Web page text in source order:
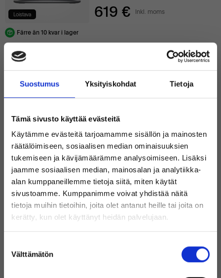
Suostumus Yksityiskohdat Tietoja
Tämä sivusto käyttää evästeitä
Käytämme evästeitä tarjoamamme sisällön ja mainosten
räätälöimiseen, sosiaalisen median ominaisuuksien
tukemiseen ja kävijämäärämme analysoimiseen. Lisäksi
jaamme sosiaalisen median, mainosalan ja analytiikka-
alan kumppaneillemme tietoja siitä, miten käytät
sivustoamme. Kumppanimme voivat yhdistää näitä
tietoja muihin tietoihin, joita olet antanut heille tai joita on
kerätty, kun olet käyttänyt heidän palvelujaan.
valinta
Välttämätön
Loistava 619 € Inkl. moms
Färre än 10 kvar i lager
Hyvä
INTEL CORE I7-10610U 1.80 GHz
480 GB SSD
479 €
Färre än 10 kvar i lager
Loistava
DELL LATITUDE 5520
INTEL CORE I5-1135G7 2.4 GHz
16 GB
429 € Inkl. moms
Välkommen till Inrego!